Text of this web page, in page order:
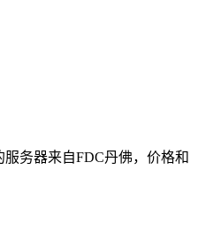
务器来自FDC丹佛，价格和